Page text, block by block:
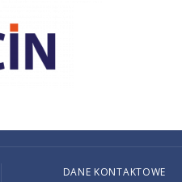
DANE KONTAKTOWE